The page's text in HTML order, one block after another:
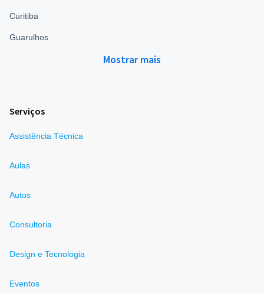
Curitiba
Guarulhos
Mostrar mais
Serviços
Assistência Técnica
Aulas
Autos
Consultoria
Design e Tecnologia
Eventos